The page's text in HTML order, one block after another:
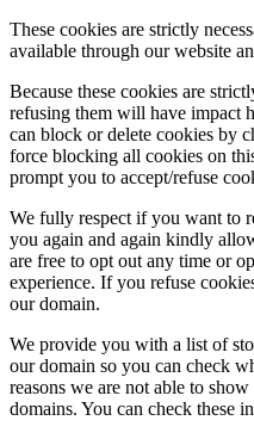
These cookies are strictly
available through our website
Because these cookies are
refusing them will have impact
can block or delete cookies by
force blocking all cookies on
prompt you to accept/refuse
We fully respect if you want to
you again and again kindly
are free to opt out any time or
experience. If you refuse
our domain.
We provide you with a list of
our domain so you can check
reasons we are not able to
domains. You can check these